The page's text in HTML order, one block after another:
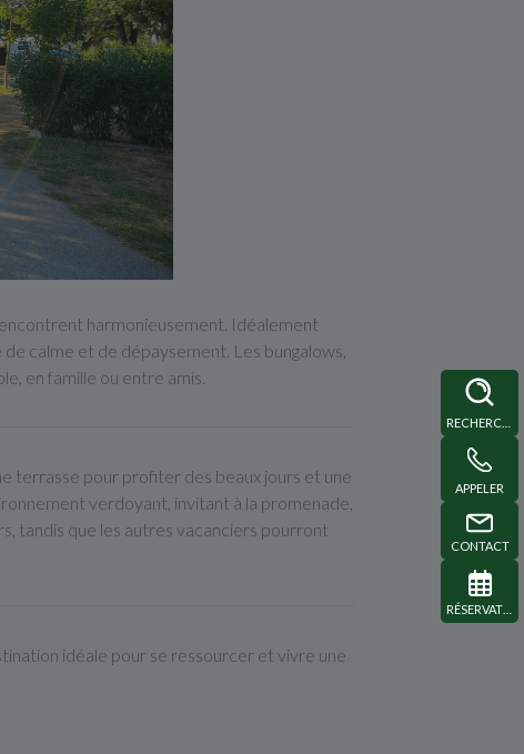
APPELER
CONTACT
harmonieusement. Idéalement
calme et de dépaysement. Les bungalows,
en famille ou entre amis.
terrasse pour profiter des beaux jours et une
verdoyant, invitant à la promenade,
tandis que les autres vacanciers pourront
idéale pour se ressourcer et vivre une